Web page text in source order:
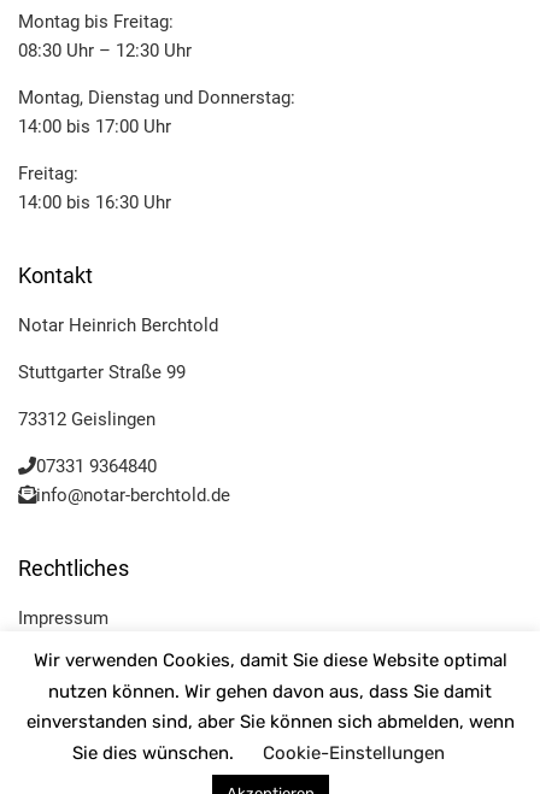
Montag bis Freitag:
08:30 Uhr – 12:30 Uhr
Montag, Dienstag und Donnerstag:
14:00 bis 17:00 Uhr
Freitag:
14:00 bis 16:30 Uhr
Kontakt
Notar Heinrich Berchtold
Stuttgarter Straße 99
73312 Geislingen
07331 9364840
info@notar-berchtold.de
Rechtliches
Impressum
Datenschutz
Wir verwenden Cookies, damit Sie diese Website optimal
nutzen können. Wir gehen davon aus, dass Sie damit
einverstanden sind, aber Sie können sich abmelden, wenn
Sie dies wünschen.
Cookie-Einstellungen